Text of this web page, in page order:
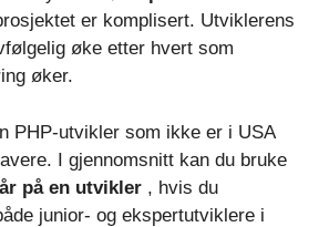
er komplisert. Utviklerens
øke etter hvert som
øker.
PHP-utvikler som ikke er i USA
I gjennomsnitt kan du bruke
på en utvikler , hvis du
junior- og ekspertutviklere i